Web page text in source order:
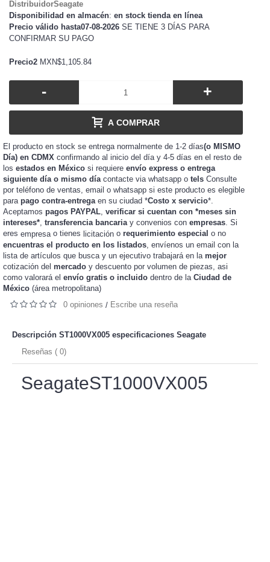
DistribuidorSeagate
Disponibilidad en almacén: en stock tienda en línea
Precio válido hasta07-08-2026 SE TIENE 3 DÍAS PARA
CONFIRMAR SU PAGO
Precio2 MXN$1,105.84
- +
A COMPRAR
El producto en stock se entrega normalmente de 1-2 días(o MISMO
Día) en CDMX confirmando al inicio del día y 4-5 días en el resto de
los estados en México si requiere envío express o entrega
siguiente día o mismo díacontacte via whatsapp o tels Consulte
por teléfono de ventas, email o whatsapp si este producto es elegible
para pago contra-entregaen su ciudad *Costo x servicio*.
Aceptamos pagos PAYPAL, verificar si cuentan con *meses sin
intereses*, transferencia bancariay convenios con empresas. Si
eres empresa o tienes licitación o requerimiento especial o no
encuentras el producto en los listados , envíenos un email con la
lista de artículos que busca y un ejecutivo trabajará en la mejor
cotización del mercado y descuento por volumen de piezas, asi
como valorará el envío gratis o incluido dentro de la Ciudad de
México (área metropolitana)
0 opiniones / Escribe una reseña
Descripción ST1000VX005 especificaciones Seagate
Reseñas ( 0)
SeagateST1000VX005